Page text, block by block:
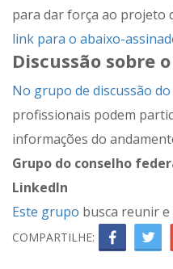
para dar força ao projeto
link para o abaixo-
Discussão sobre
No grupo de discussão
profissionais podem
informações do
Grupo do conselho
LinkedIn
Este grupo busca reunir
COMPARTILHE: